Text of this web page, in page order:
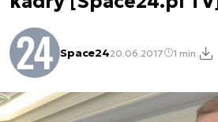
Space2420.06.2017 1 min.